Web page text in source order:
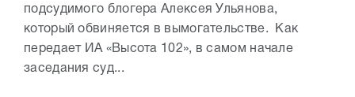
подсудимого блогера Алексея Ульянова,
который обвиняется в вымогательстве. Как
передает ИА «Высота 102», в самом начале
заседания суд...